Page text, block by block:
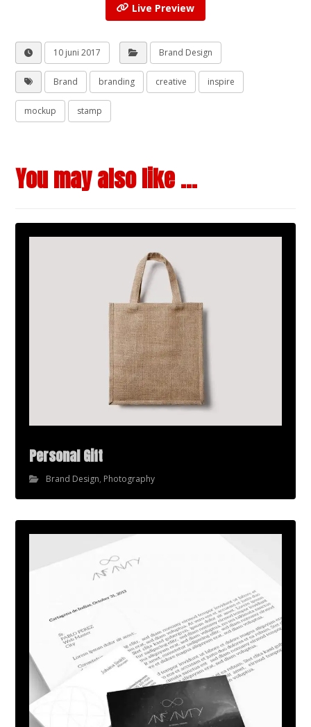
Live Preview
10 juni 2017 Brand Design
Brand branding creative inspire
mockup stamp
You may also like ...
Personal Gift
Brand Design, Photography